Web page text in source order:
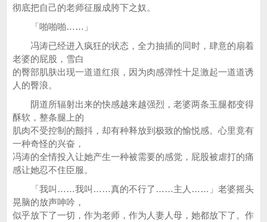
彻底把自己的老师征服成胯下之奴。
「啪啪啪……」
冯涛已经进入疯狂的状态，全力抽插的同时，肆意的扇着
老婆的屁股，雪白
的臀部肌肤出现一道道红痕，因为肉感弹性十足激起一道道诱
人的臀浪。
阴道所辐射出来的快感越来越强烈，老婆两条玉腿都变得
酥软，整条腿上的
肌肉不受控制的颤抖，却有种释放到极致的愉悦感。心里竟有
一种奇怪的兴奋，
冯涛的全情投入让她产生一种被需要的感觉，屁股被虐打的痛
感让她忍不住臣服。
「我叫……我叫……真的不行了……主人……」老婆摇头
晃脑的放声呻吟，
似乎放下了一切，作为老师，作为人妻人母，她都放下了。作